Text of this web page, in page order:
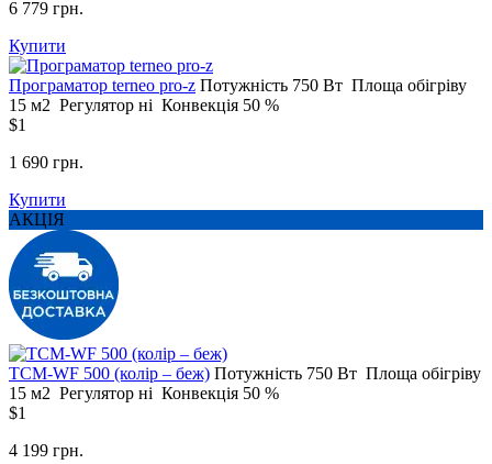
6 779 грн.
Купити
Програматор terneo pro-z Потужність 750 Вт Площа обігріву
15 м2 Регулятор ні Конвекція 50 %
$1
1 690 грн.
Купити
АКЦІЯ
ТСM-WF 500 (колір – беж) Потужність 750 Вт Площа обігріву
15 м2 Регулятор ні Конвекція 50 %
$1
4 199 грн.